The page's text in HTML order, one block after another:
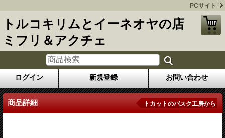
PCサイト
トルコキリムとイーネオヤの店
ミフリ＆アクチェ
ログイン 新規登録 お問い合わせ
商品詳細 トカットのバスク工房から